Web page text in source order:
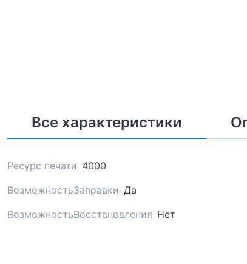
Все характеристики
Ресурс печати 4000
ВозможностьЗаправки Да
ВозможностьВосстановления Нет